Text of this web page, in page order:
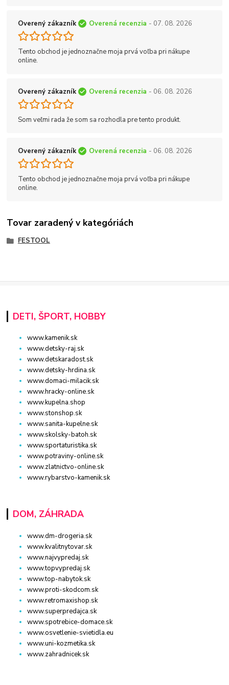
Overený zákazník Overená recenzia - 07. 08. 2026
Tento obchod je jednoznačne moja prvá voľba pri nákupe
online.
Overený zákazník Overená recenzia - 06. 08. 2026
Som veľmi rada že som sa rozhodla pre tento produkt.
Overený zákazník Overená recenzia - 06. 08. 2026
Tento obchod je jednoznačne moja prvá voľba pri nákupe
online.
Tovar zaradený v kategóriách
FESTOOL
DETI, ŠPORT, HOBBY
www.kamenik.sk
www.detsky-raj.sk
www.detskaradost.sk
www.detsky-hrdina.sk
www.domaci-milacik.sk
www.hracky-online.sk
www.kupelna.shop
www.stonshop.sk
www.sanita-kupelne.sk
www.skolsky-batoh.sk
www.sportaturistika.sk
www.potraviny-online.sk
www.zlatnictvo-online.sk
www.rybarstvo-kamenik.sk
DOM, ZÁHRADA
www.dm-drogeria.sk
www.kvalitnytovar.sk
www.najvypredaj.sk
www.topvypredaj.sk
www.top-nabytok.sk
www.proti-skodcom.sk
www.retromaxishop.sk
www.superpredajca.sk
www.spotrebice-domace.sk
www.osvetlenie-svietidla.eu
www.uni-kozmetika.sk
www.zahradnicek.sk